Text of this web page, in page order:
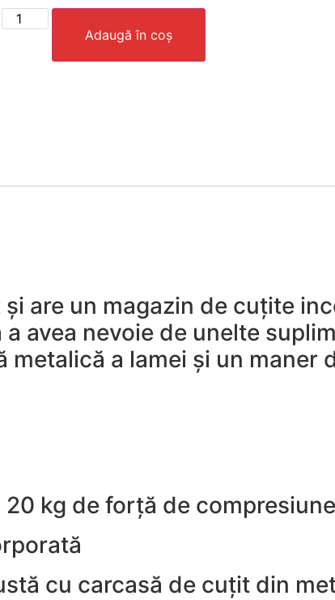
Adaugă în coș
are un magazin de cuțite
avea nevoie de unelte
a lamei și un maner
20 kg de forță de
cu carcasă de cuțit din